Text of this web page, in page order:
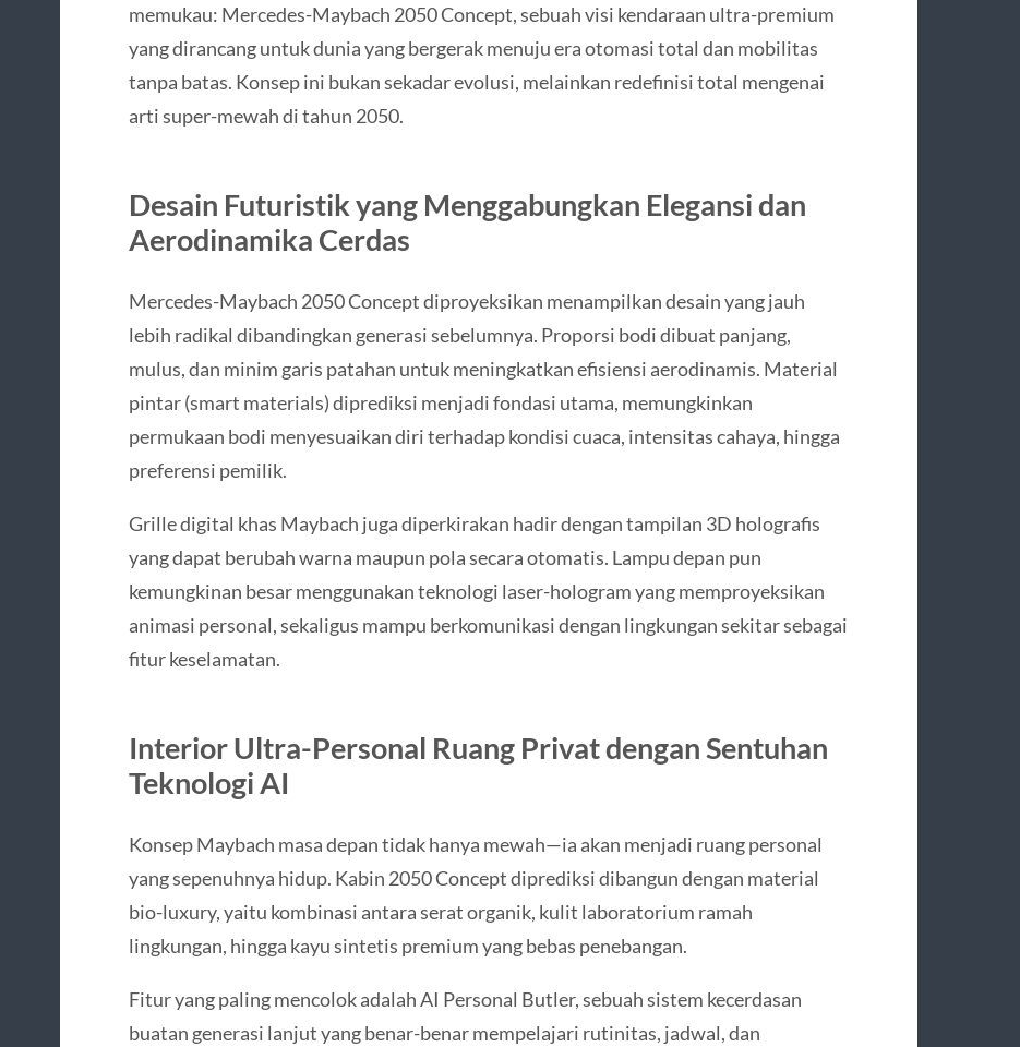
memukau: Mercedes-Maybach 2050 Concept, sebuah visi kendaraan ultra-premium
yang dirancang untuk dunia yang bergerak menuju era otomasi total dan mobilitas
tanpa batas. Konsep ini bukan sekadar evolusi, melainkan redefinisi total mengenai
arti super-mewah di tahun 2050.
Desain Futuristik yang Menggabungkan Elegansi dan
Aerodinamika Cerdas
Mercedes-Maybach 2050 Concept diproyeksikan menampilkan desain yang jauh
lebih radikal dibandingkan generasi sebelumnya. Proporsi bodi dibuat panjang,
mulus, dan minim garis patahan untuk meningkatkan efisiensi aerodinamis. Material
pintar (smart materials) diprediksi menjadi fondasi utama, memungkinkan
permukaan bodi menyesuaikan diri terhadap kondisi cuaca, intensitas cahaya, hingga
preferensi pemilik.
Grille digital khas Maybach juga diperkirakan hadir dengan tampilan 3D holografis
yang dapat berubah warna maupun pola secara otomatis. Lampu depan pun
kemungkinan besar menggunakan teknologi laser-hologram yang memproyeksikan
animasi personal, sekaligus mampu berkomunikasi dengan lingkungan sekitar sebagai
fitur keselamatan.
Interior Ultra-Personal Ruang Privat dengan Sentuhan
Teknologi AI
Konsep Maybach masa depan tidak hanya mewah—ia akan menjadi ruang personal
yang sepenuhnya hidup. Kabin 2050 Concept diprediksi dibangun dengan material
bio-luxury, yaitu kombinasi antara serat organik, kulit laboratorium ramah
lingkungan, hingga kayu sintetis premium yang bebas penebangan.
Fitur yang paling mencolok adalah AI Personal Butler, sebuah sistem kecerdasan
buatan generasi lanjut yang benar-benar mempelajari rutinitas, jadwal, dan